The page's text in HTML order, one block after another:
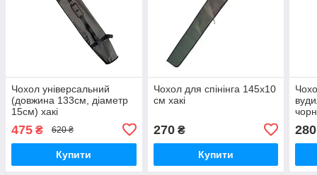
Чохол універсальний
(довжина 133см, діаметр
15см) хакі
475 ₴ 620 ₴
Купити
Чохол для спінінга 145х10
см хакі
270₴
Купити
280